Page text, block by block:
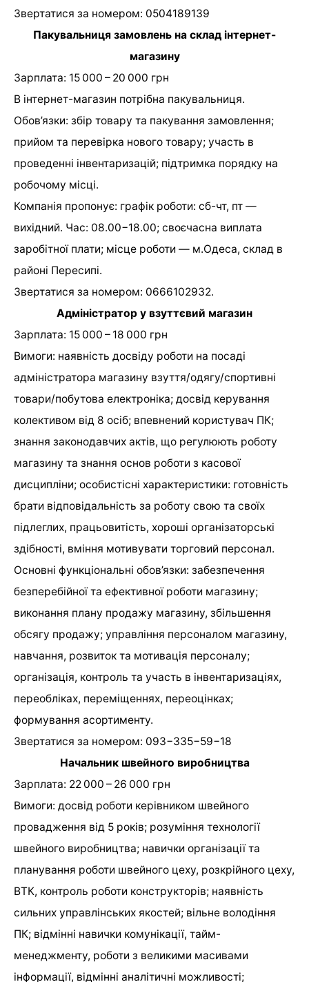
Звертатися за номером: 0504189139
Пакувальниця замовлень на склад інтернет-
магазину
Зарплата: 15 000 – 20 000 грн
В інтернет-магазин потрібна пакувальниця.
Обов’язки: збір товару та пакування замовлення;
прийом та перевірка нового товару; участь в
проведенні інвентаризацій; підтримка порядку на
робочому місці.
Компанія пропонує: графік роботи: сб-чт, пт —
вихідний. Час: 08.00−18.00; своєчасна виплата
заробітної плати; місце роботи — м.Одеса, склад в
районі Пересипі.
Звертатися за номером: 0666102932.
Адміністратор у взуттєвий магазин
Зарплата: 15 000 – 18 000 грн
Вимоги: наявність досвіду роботи на посаді
адміністратора магазину взуття/одягу/спортивні
товари/побутова електроніка; досвід керування
колективом від 8 осіб; впевнений користувач ПК;
знання законодавчих актів, що регулюють роботу
магазину та знання основ роботи з касової
дисципліни; особистісні характеристики: готовність
брати відповідальність за роботу свою та своїх
підлеглих, працьовитість, хороші організаторські
здібності, вміння мотивувати торговий персонал.
Основні функціональні обов’язки: забезпечення
безперебійної та ефективної роботи магазину;
виконання плану продажу магазину, збільшення
обсягу продажу; управління персоналом магазину,
навчання, розвиток та мотивація персоналу;
організація, контроль та участь в інвентаризаціях,
переобліках, переміщеннях, переоцінках;
формування асортименту.
Звертатися за номером: 093−335−59−18
Начальник швейного виробництва
Зарплата: 22 000 – 26 000 грн
Вимоги: досвід роботи керівником швейного
провадження від 5 років; розуміння технології
швейного виробництва; навички організації та
планування роботи швейного цеху, розкрійного цеху,
ВТК, контроль роботи конструкторів; наявність
сильних управлінських якостей; вільне володіння
ПК; відмінні навички комунікації, тайм-
менеджменту, роботи з великими масивами
інформації, відмінні аналітичні можливості;